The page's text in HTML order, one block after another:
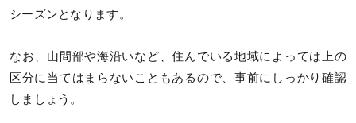
シーズンとなります。
なお、山間部や海沿いなど、住んでいる地域によっては上の
区分に当てはまらないこともあるので、事前にしっかり確認
しましょう。